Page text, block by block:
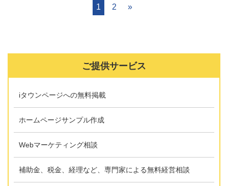
1 2 »
ご提供サービス
iタウンページへの無料掲載
ホームページサンプル作成
Webマーケティング相談
補助金、税金、経理など、専門家による無料経営相談